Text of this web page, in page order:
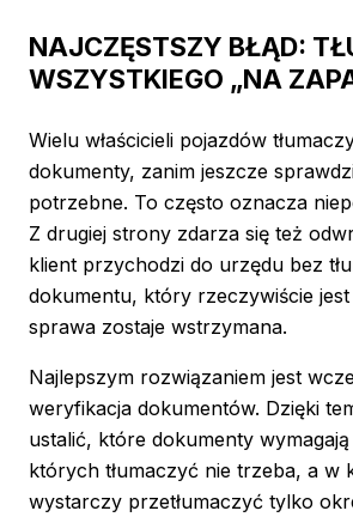
NAJCZĘSTSZY BŁĄD:
WSZYSTKIEGO „NA
Wielu właścicieli pojazdów
dokumenty, zanim jeszcze
potrzebne. To często oznacza
Z drugiej strony zdarza się też
klient przychodzi do urzędu bez
dokumentu, który rzeczywiście
sprawa zostaje wstrzymana.
Najlepszym rozwiązaniem jest
weryfikacja dokumentów. Dzięki
ustalić, które dokumenty wymagają
których tłumaczyć nie trzeba, a w
wystarczy przetłumaczyć tylko